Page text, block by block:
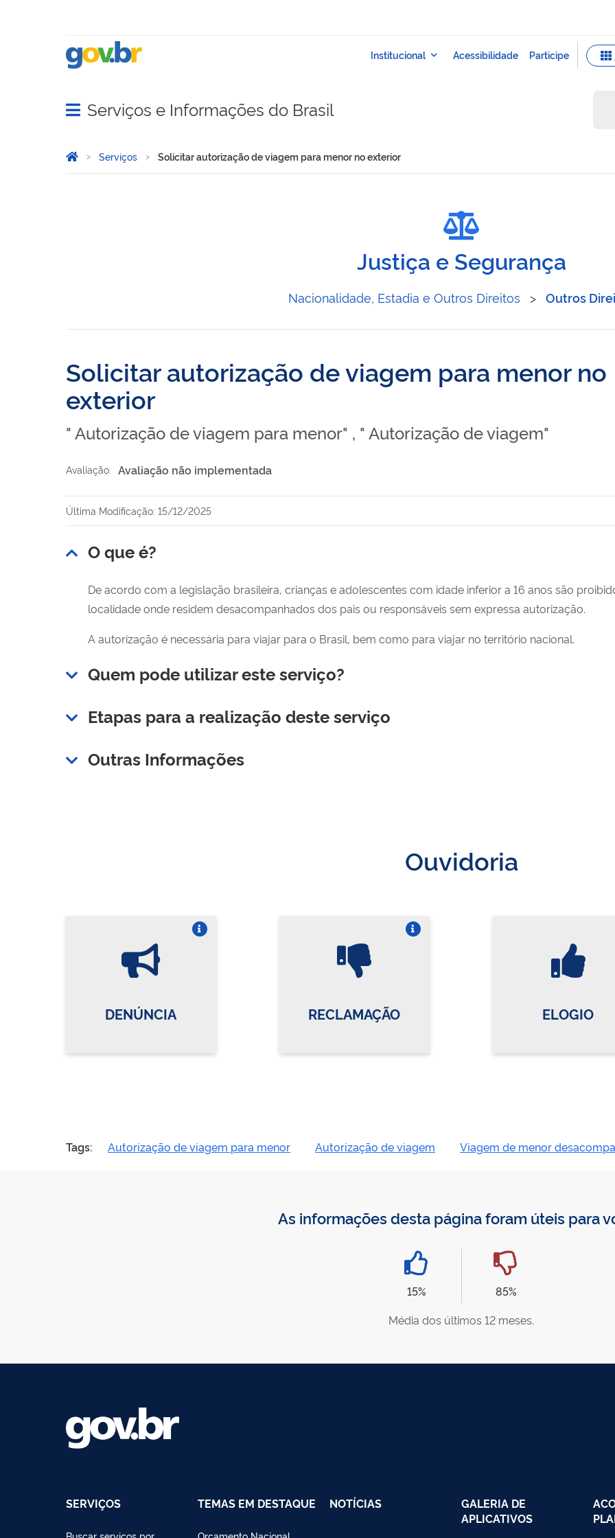
Abrir menu principal de navegação
Serviços e Informações do Brasil
Você está aqui:
Página Inicial
Serviços Solicitar autorização de viagem para menor no exterior
Justiça e Segurança
Nacionalidade, Estadia e Outros Direitos > Outros
Solicitar autorização de viagem para menor no
exterior
" Autorização de viagem para menor" , " Autorização de viagem"
Avaliação: Avaliação não implementada
Última Modificação: 15/12/2025
O que é?
De acordo com a legislação brasileira, crianças e adolescentes com idade inferior a 16 anos são
localidade onde residem desacompanhados dos pais ou responsáveis sem expressa autorização.
A autorização é necessária para viajar para o Brasil, bem como para viajar no território nacional.
Quem pode utilizar este serviço?
Etapas para a realização deste serviço
Outras Informações
Ouvidoria
DENÚNCIA RECLAMAÇÃO ELOGIO
Tags: Autorização de viagem para menor Autorização de viagem Viagem de menor
As informações desta página foram úteis para
15%
85%
Média dos últimos 12 meses.
SERVIÇOS TEMAS EM DESTAQUE NOTÍCIAS
GALERIA DE
APLICATIVOS